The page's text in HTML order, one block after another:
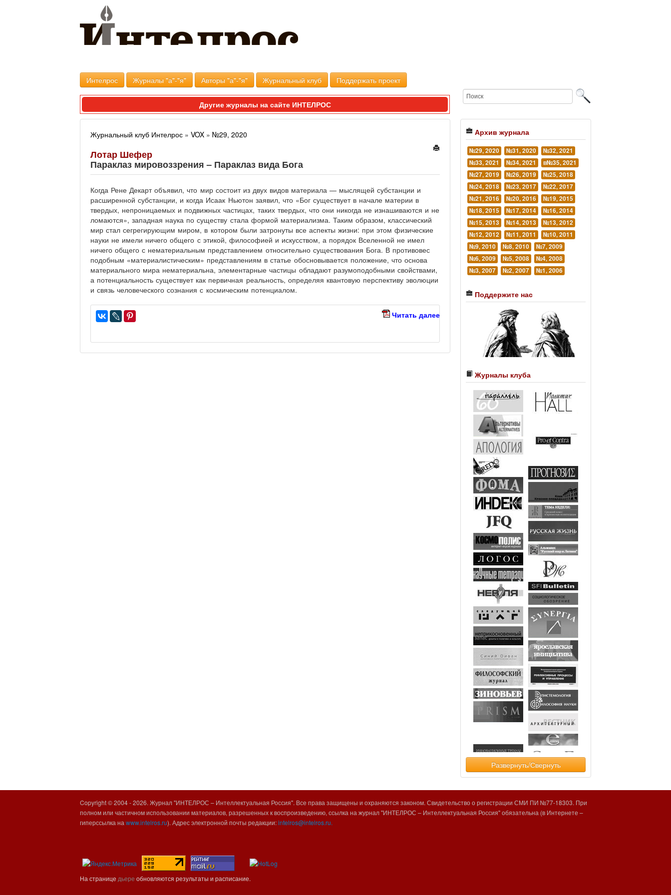
Интелрос Журналы "а"-"я" Авторы "а"-"я" Журнальный клуб Поддержать проект
Другие журналы на сайте ИНТЕЛРОС
Журнальный клуб Интелрос » VOX » №29, 2020
Лотар Шефер
Параклаз мировоззрения – Параклаз вида Бога
Когда Рене Декарт объявил, что мир состоит из двух видов материала — мыслящей субстанции и
расширенной субстанции, и когда Исаак Ньютон заявил, что «Бог существует в начале материи в
твердых, непроницаемых и подвижных частицах, таких твердых, что они никогда не изнашиваются и не
ломаются», западная наука по существу стала формой материализма. Таким образом, классический
мир стал сегрегирующим миром, в котором были затронуты все аспекты жизни: при этом физические
науки не имели ничего общего с этикой, философией и искусством, а порядок Вселенной не имел
ничего общего с нематериальным представлением относительно существования Бога. В противовес
подобным «материалистическим» представлениям в статье обосновывается положение, что основа
материального мира нематериальна, элементарные частицы обладают разумоподобными свойствами,
а потенциальность существует как первичная реальность, определяя квантовую перспективу эволюции
и связь человеческого сознания с космическим потенциалом.
Читать далее
Архив журнала
№29, 2020 №31, 2020
№32, 2021
№33, 2021
№34, 2021
в№35, 2021
№27, 2019
№26, 2019
№25, 2018
№24, 2018
№23, 2017
№22, 2017
№21, 2016
№20, 2016
№19, 2015
№18, 2015
№17, 2014
№16, 2014
№15, 2013
№14, 2013
№13, 2012
№12, 2012
№11, 2011
№10, 2011
№9, 2010
№8, 2010
№7, 2009
№6, 2009
№5, 2008
№4, 2008
№3, 2007
№2, 2007 №1, 2006
Поддержите нас
Журналы клуба
Развернуть/Свернуть
Copyright © 2004 -2026. Журнал "ИНТЕЛРОС – Интеллектуальная Россия". Все права защищены и охраняются законом. Свидетельство о регистрации СМИ ПИ №77-18303. При
полном или частичном использовании материалов, разрешенных к воспроизведению, ссылка на журнал "ИНТЕЛРОС – Интеллектуальная Россия" обязательна (в Интернете –
гиперссылка на www.intelros.ru). Адрес электронной почты редакции:intelros@intelros.ru.
На странице дьере обновляются результаты и расписание.